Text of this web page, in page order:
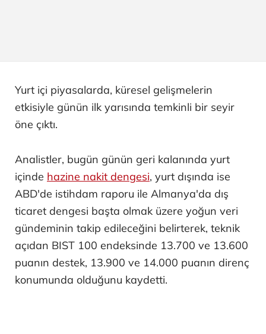
Yurt içi piyasalarda, küresel gelişmelerin
etkisiyle günün ilk yarısında temkinli bir seyir
öne çıktı.
Analistler, bugün günün geri kalanında yurt
içinde hazine nakit dengesi, yurt dışında ise
ABD'de istihdam raporu ile Almanya'da dış
ticaret dengesi başta olmak üzere yoğun veri
gündeminin takip edileceğini belirterek, teknik
açıdan BIST 100 endeksinde 13.700 ve 13.600
puanın destek, 13.900 ve 14.000 puanın direnç
konumunda olduğunu kaydetti.